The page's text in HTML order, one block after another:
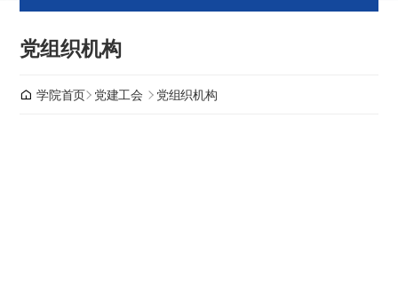
党组织机构
学院首页 党建工会 党组织机构